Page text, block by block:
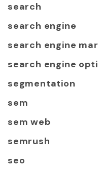
search
search engine
search engine
search engine
segmentation
sem
sem web
semrush
seo